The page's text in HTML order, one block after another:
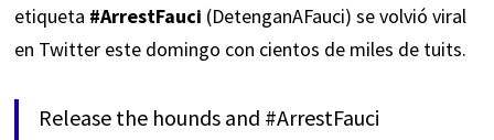
etiqueta #ArrestFauci (DetenganAFauci) se volvió viral
en Twitter este domingo con cientos de miles de tuits.
Release the hounds and #ArrestFauci